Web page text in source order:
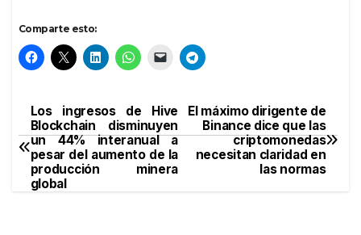
Comparte esto:
Navegación
de
entradas
El máximo dirigente de
Binance dice que las
criptomonedas
necesitan claridad en
las normas
Los ingresos de Hive
Blockchain disminuyen
un 44% interanual a
pesar del aumento de la
producción minera
global